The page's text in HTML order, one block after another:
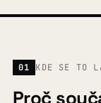
Kontakt
01 KDE SE TO
Proč